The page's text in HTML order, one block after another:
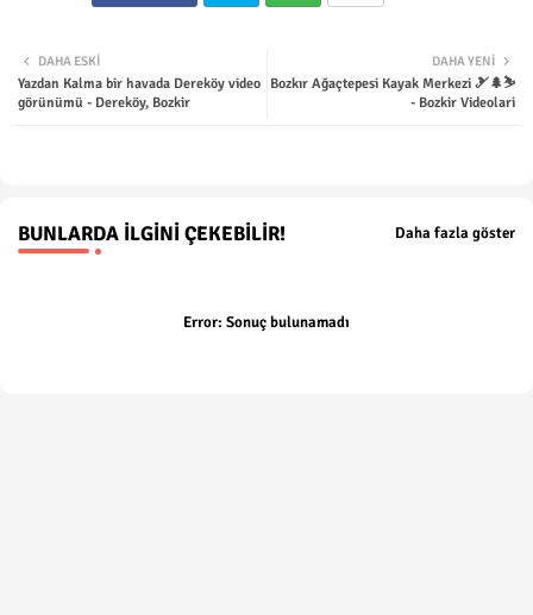
ter tsap
DAHA YENI
Bozkır Ağaçtepesi Kayak Merkezi 🎿🌲⛷️
- Bozkir Videolari
DAHA ESKI
Yazdan Kalma bir havada Dereköy video
görünümü - Dereköy, Bozkir
BUNLARDA İLGINI ÇEKEBILIR! Daha fazla göster
Error: Sonuç bulunamadı